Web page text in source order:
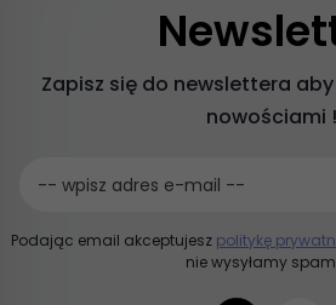
Zapisz się do newslettera
nowościami !
-- wpisz adres e-mail --
Podając email akceptujesz politykę
nie wysyłamy